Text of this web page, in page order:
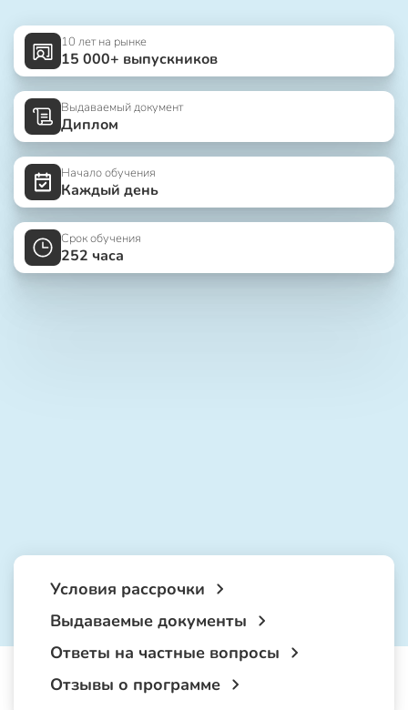
10 лет на рынке
15 000+ выпускников
Выдаваемый документ
Диплом
Начало обучения
Каждый день
Срок обучения
252 часа
Условия рассрочки
Выдаваемые документы
Ответы на частные вопросы
Отзывы о программе